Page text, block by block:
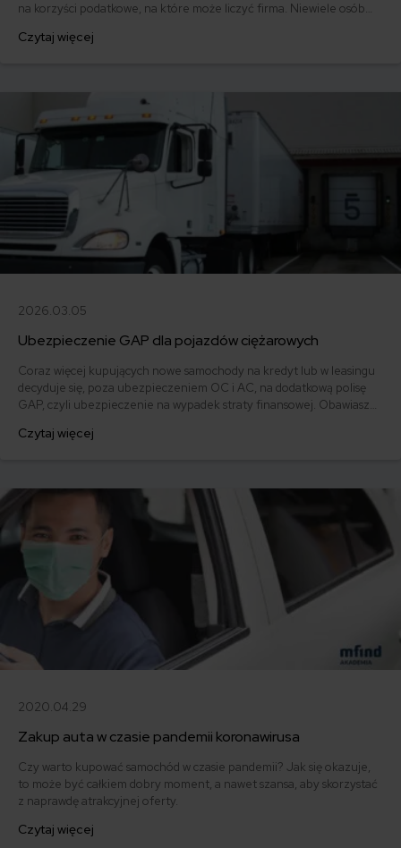
na korzyści podatkowe, na które może liczyć firma. Niewiele osób
finansowania. Mamy wówczas do czynienia z leasingiem
Czytaj więcej
2026.03.05
Ubezpieczenie GAP dla pojazdów ciężarowych
Coraz więcej kupujących nowe samochody na kredyt lub w leasingu
decyduje się, poza ubezpieczeniem OC i AC, na dodatkową polisę
GAP, czyli ubezpieczenie na wypadek straty finansowej. Obawiasz
spłatę kredytu? Dowiedz się, na czym polega ubezpieczenie GAP i
Czytaj więcej
2020.04.29
Zakup auta w czasie pandemii koronawirusa
Czy warto kupować samochód w czasie pandemii? Jak się okazuje,
to może być całkiem dobry moment, a nawet szansa, aby skorzystać
z naprawdę atrakcyjnej oferty.
Czytaj więcej